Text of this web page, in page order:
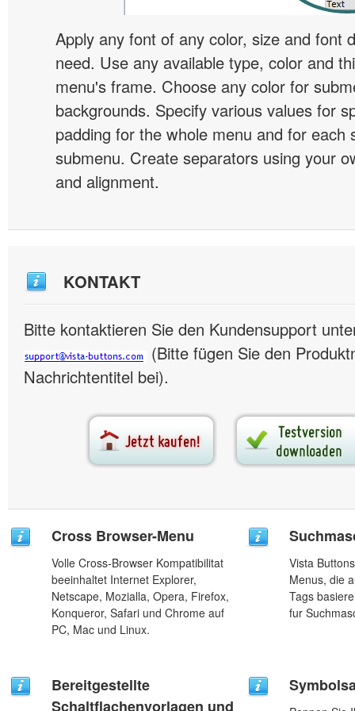
Apply any font of any color, size and font
need. Use any available type, color and
menu's frame. Choose any color for
backgrounds. Specify various values for
padding for the whole menu and for each
submenu. Create separators using your
and alignment.
KONTAKT
Bitte kontaktieren Sie den Kundensupport
(Bitte fügen Sie den
Nachrichtentitel bei).
Cross Browser-Menu
Volle Cross-Browser Kompatibilitat
beeinhaltet Internet Explorer,
Netscape, Mozialla, Opera, Firefox,
Konqueror, Safari und Chrome auf
PC, Mac und Linux.
Vista
Menus, die
Tags
fur
Bereitgestellte
Schaltflachenvorlagen und